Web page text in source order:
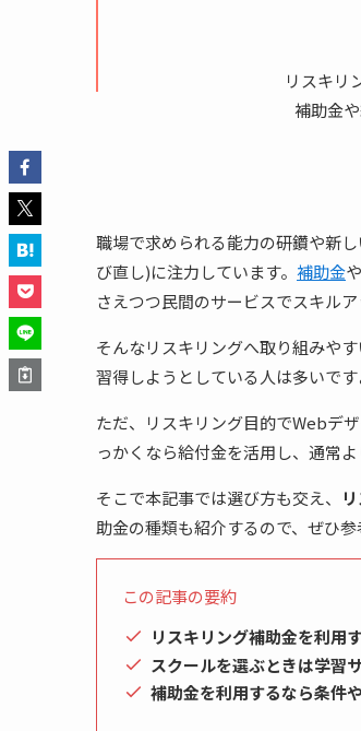
リスキリ
補助金
職場で求められる能力の研鑽や新
び直し)に注力しています。 補助金
さえつつ民間のサービスでスキル
そんなリスキリングへ取り組みや
習得しようとしている人は多いです
ただ、リスキリング目的でWebデ
っかくなら給付金を活用し、通常
そこで本記事では選び方も交え、
助金の種類も紹介するので、ぜひ参
この記事の要約
リスキリング補助金を利用
スクールを選ぶときは学習
補助金を利用するなら条件